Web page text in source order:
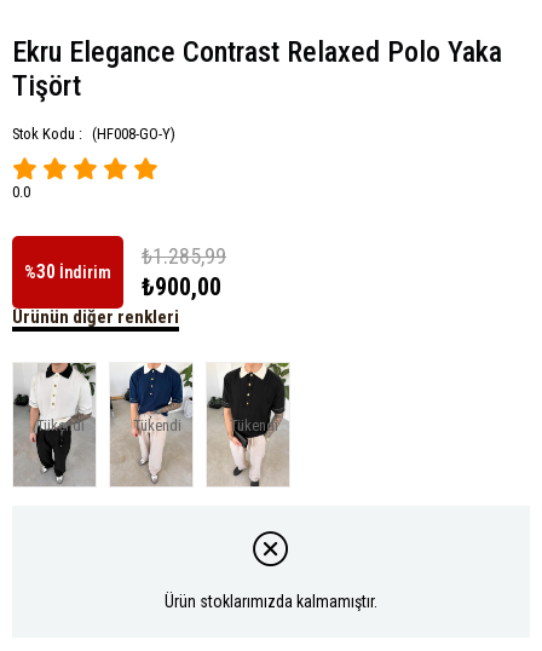
Ekru Elegance Contrast Relaxed Polo Yaka
Tişört
Stok Kodu : (HF008-GO-Y)
0.0
%30 İndirim
₺1.285,99
₺900,00
Ürünün diğer renkleri
Tükendi Tükendi Tükendi
Ürün stoklarımızda kalmamıştır.